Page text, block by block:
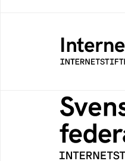
Samlad kunskap
säker och
Svenska
Grunden för